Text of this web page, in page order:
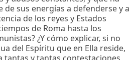
sus energías a defenderse y a
de los reyes y Estados
de Roma hasta los
¿Y cómo explicar, si no
del Espíritu que en Ella reside,